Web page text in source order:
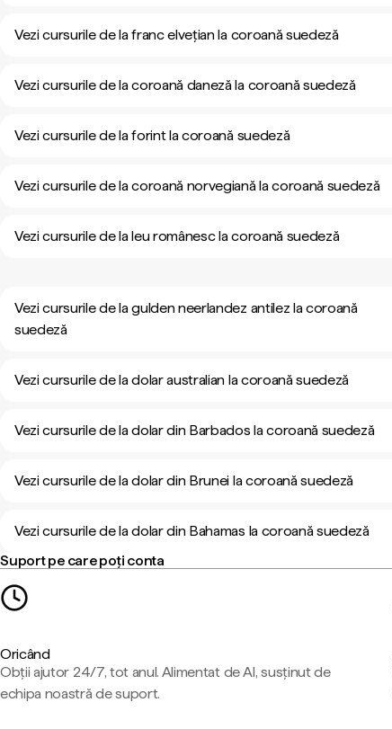
Vezi cursurile de la franc elvețian la coroană suedeză
Vezi cursurile de la coroană daneză la coroană suedeză
Vezi cursurile de la forint la coroană suedeză
Vezi cursurile de la coroană norvegiană la coroană suedeză
Vezi cursurile de la leu românesc la coroană suedeză
Vezi cursurile de la gulden neerlandez antilez la coroană
suedeză
Vezi cursurile de la dolar australian la coroană suedeză
Vezi cursurile de la dolar din Barbados la coroană suedeză
Vezi cursurile de la dolar din Brunei la coroană suedeză
Vezi cursurile de la dolar din Bahamas la coroană suedeză
Suport pe care poți conta
Oricând
Obții ajutor 24/7, tot anul. Alimentat de AI, susținut de
echipa noastră de suport.